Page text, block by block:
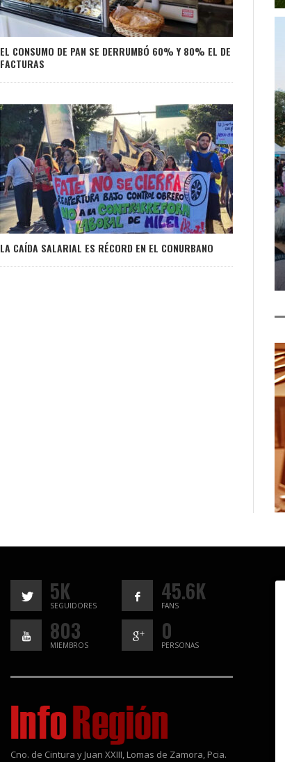
EL CONSUMO DE PAN SE DERRUMBÓ 60% Y 80% EL DE
FACTURAS
LA CAÍDA SALARIAL ES RÉCORD EN EL CONURBANO
5K
SEGUIDORES
45.6K
FANS
803
MIEMBROS
0
PERSONAS
Cno. de Cintura y Juan XXIII, Lomas de Zamora, Pcia.